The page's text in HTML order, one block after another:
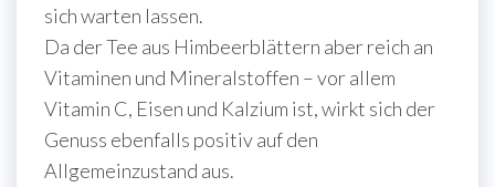
sich warten lassen.
Da der Tee aus Himbeerblättern aber reich an
Vitaminen und Mineralstoffen – vor allem
Vitamin C, Eisen und Kalzium ist, wirkt sich der
Genuss ebenfalls positiv auf den
Allgemeinzustand aus.